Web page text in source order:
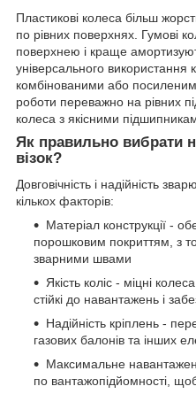
Пластикові колеса більш
по рівних поверхнях. Гумові
поверхнею і краще
універсального використання
комбінованими або
роботи переважно на рівних
колеса з якісними
Як правильно вибрати
візок?
Довговічність і надійність
кількох факторів:
Матеріал конструкції -
порошковим покриттям, з
зварними швами
Якість коліс - міцні
стійкі до навантажень і
Надійність кріплень -
газових балонів та інших
Максимальне
по вантажопідйомності,